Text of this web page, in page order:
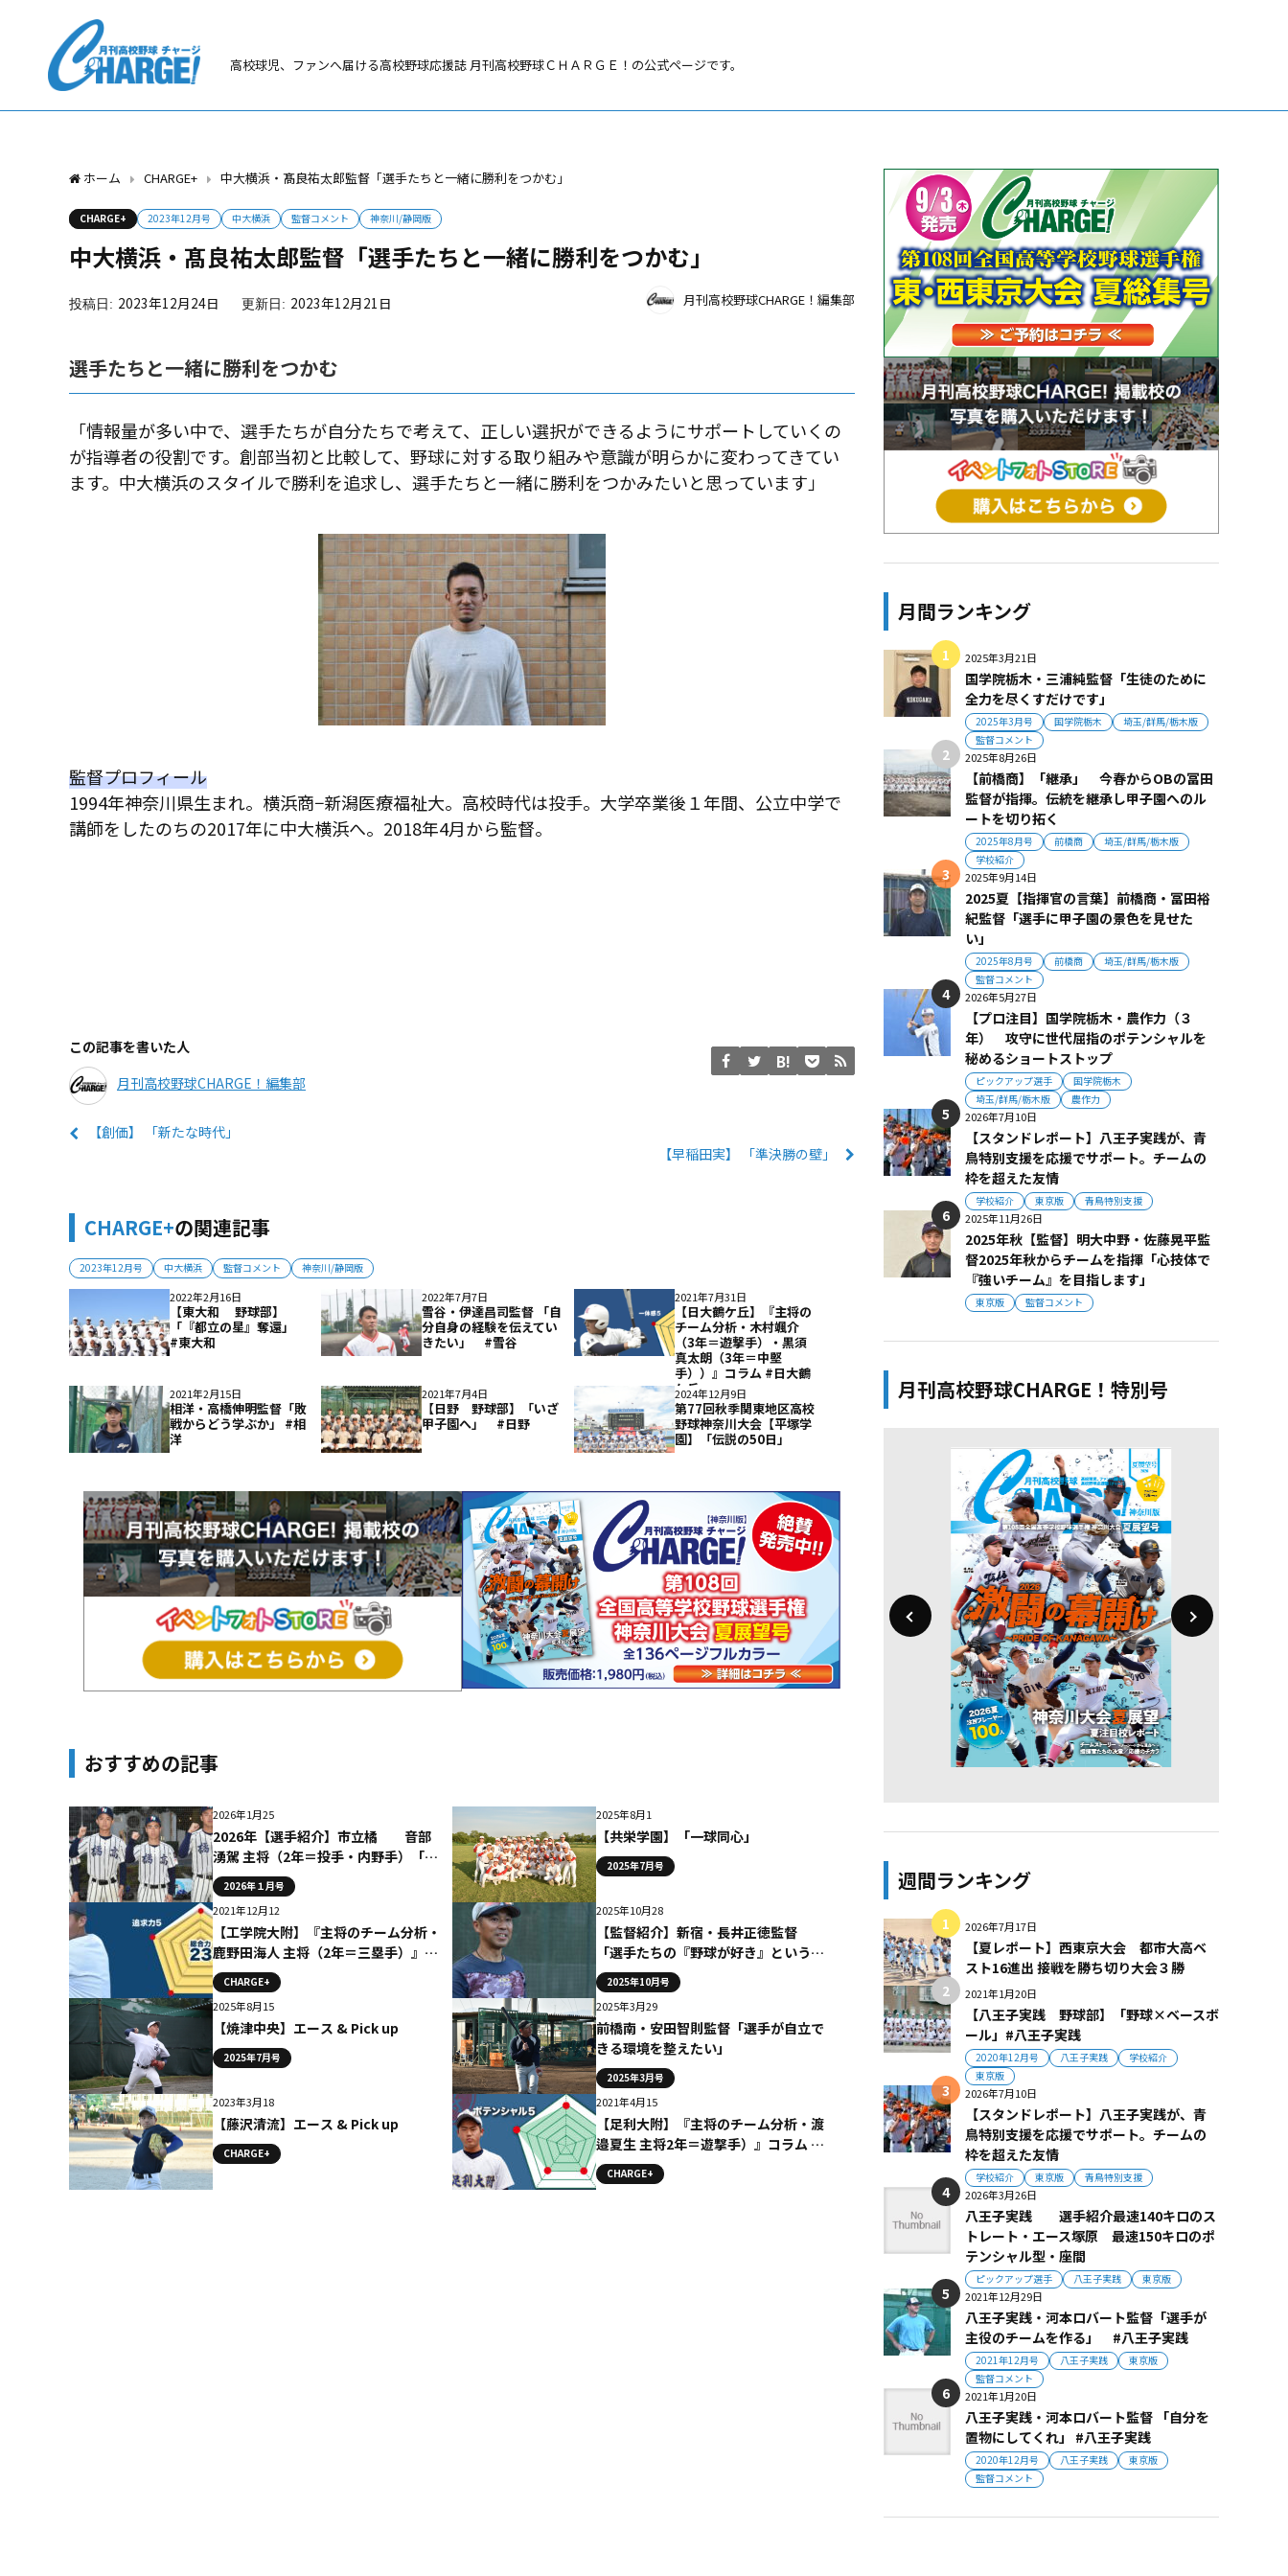
高校球児、ファンへ届ける高校野球応援誌 月刊高校野球ＣＨＡＲＧＥ！の公式ページです。
ホーム CHARGE+ 中大横浜・髙良祐太郎監督「選手たちと一緒に勝利をつかむ」
CHARGE+ 2023年12月号 中大横浜 監督コメント 神奈川/静岡版
中大横浜・髙良祐太郎監督「選手たちと一緒に勝利をつかむ」
2023年12月24日 2023年12月21日 月刊高校野球CHARGE！編集部
選手たちと一緒に勝利をつかむ
「情報量が多い中で、選手たちが自分たちで考えて、正しい選択ができるようにサポートしていくの
が指導者の役割です。創部当初と比較して、野球に対する取り組みや意識が明らかに変わってきてい
ます。中大横浜のスタイルで勝利を追求し、選手たちと一緒に勝利をつかみたいと思っています」
監督プロフィール
1994年神奈川県生まれ。横浜商−新潟医療福祉大。高校時代は投手。大学卒業後１年間、公立中学で
講師をしたのちの2017年に中大横浜へ。2018年4月から監督。
この記事を書いた人
月刊高校野球CHARGE！編集部
【創価】 「新たな時代」
【早稲田実】 「準決勝の壁」
CHARGE+の関連記事
2023年12月号 中大横浜 監督コメント 神奈川/静岡版
2022年2月16日
【東大和 野球部】
「『都立の星』奪還」
#東大和
2022年7月7日
雪谷・伊達昌司監督 「自
分自身の経験を伝えてい
きたい」 #雪谷
2021年7月31日
【日大鶴ケ丘】『主将の
チーム分析・木村颯介
（3年＝遊撃手）・黒須
真太朗（3年＝中堅
手））』コラム #日大鶴
ケ丘
2021年2月15日
相洋・高橋伸明監督「敗
戦からどう学ぶか」 #相
洋
2021年7月4日
【日野 野球部】「いざ
甲子園へ」 #日野
2024年12月9日
第77回秋季関東地区高校
野球神奈川大会【平塚学
園】「伝説の50日」
おすすめの記事
2026年1月25
2026年【選手紹介】市立橘 音部
湧駕 主将（2年＝投手・内野手）「守
備からリズムを作る自分たちの野球を
追求」
2026年１月号
2025年8月1
【共栄学園】「一球同心」
2025年7月号
2021年12月12
【工学院大附】『主将のチーム分析・
鹿野田海人 主将（2年＝三塁手）』コ
ラム # 工学院大附
CHARGE+
2025年10月28
【監督紹介】新宿・長井正徳監督
「選手たちの『野球が好き』という気
持ちを大切にしていく」
2025年10月号
2025年8月15
【焼津中央】エース & Pick up
2025年7月号
2025年3月29
前橋南・安田智則監督「選手が自立で
きる環境を整えたい」
2025年3月号
2023年3月18
【藤沢清流】エース & Pick up
CHARGE+
2021年4月15
【足利大附】『主将のチーム分析・渡
邉夏生 主将2年＝遊撃手）』コラム #
足利大附
CHARGE+
月間ランキング
2025年3月21日
国学院栃木・三浦純監督「生徒のために
全力を尽くすだけです」
2025年3月号 国学院栃木
埼玉/群馬/栃木版
監督コメント
2025年8月26日
【前橋商】「継承」 今春からOBの冨田
監督が指揮。伝統を継承し甲子園へのル
ートを切り拓く
2025年8月号 前橋商
埼玉/群馬/栃木版
学校紹介
2025年9月14日
2025夏【指揮官の言葉】前橋商・冨田裕
紀監督「選手に甲子園の景色を見せた
い」
2025年8月号 前橋商
埼玉/群馬/栃木版
監督コメント
2026年5月27日
【プロ注目】国学院栃木・農作力（３
年） 攻守に世代屈指のポテンシャルを
秘めるショートストップ
ピックアップ選手
国学院栃木
埼玉/群馬/栃木版
農作力
2026年7月10日
【スタンドレポート】八王子実践が、青
鳥特別支援を応援でサポート。チームの
枠を超えた友情
学校紹介 東京版 青鳥特別支援
2025年11月26日
2025年秋【監督】明大中野・佐藤晃平監
督2025年秋からチームを指揮「心技体で
『強いチーム』を目指します」
東京版 監督コメント
月刊高校野球CHARGE！特別号
週間ランキング
2026年7月17日
【夏レポート】西東京大会 都市大高ベ
スト16進出 接戦を勝ち切り大会３勝
2021年1月20日
【八王子実践 野球部】「野球×ベースボ
ール」#八王子実践
2020年12月号 八王子実践
学校紹介
東京版
2026年7月10日
【スタンドレポート】八王子実践が、青
鳥特別支援を応援でサポート。チームの
枠を超えた友情
学校紹介 東京版 青鳥特別支援
2026年3月26日
八王子実践 選手紹介最速140キロのス
トレート・エース塚原 最速150キロのポ
テンシャル型・座間
ピックアップ選手 八王子実践 東京版
2021年12月29日
八王子実践・河本ロバート監督「選手が
主役のチームを作る」 #八王子実践
2021年12月号 八王子実践
東京版
監督コメント
2021年1月20日
八王子実践・河本ロバート監督 「自分を
置物にしてくれ」 #八王子実践
2020年12月号 八王子実践
東京版
監督コメント